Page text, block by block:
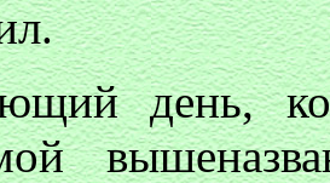
день,